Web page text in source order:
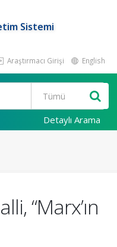
Sistemi
Araştırmacı Girişi English
Detaylı Arama
“Marx’ın